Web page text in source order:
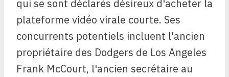
qui se sont déclarés désireux d'acheter la
plateforme vidéo virale courte. Ses
concurrents potentiels incluent l'ancien
propriétaire des Dodgers de Los Angeles
Frank McCourt, l'ancien secrétaire au